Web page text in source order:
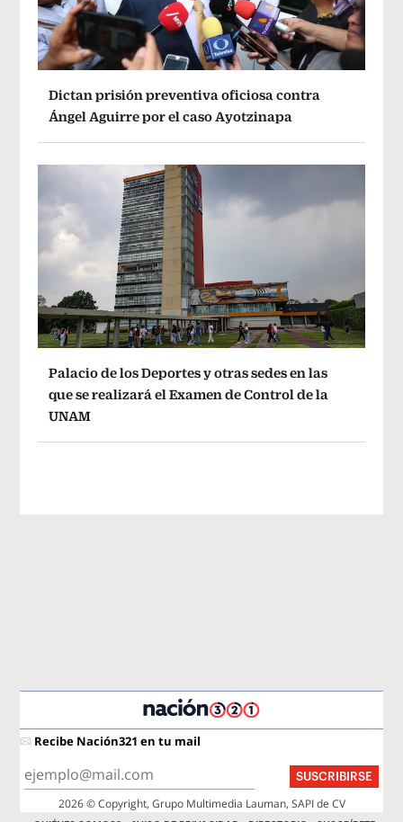
Dictan prisión preventiva oficiosa contra
Ángel Aguirre por el caso Ayotzinapa
Palacio de los Deportes y otras sedes en las
que se realizará el Examen de Control de la
UNAM
Recibe Nación321 en tu mail
SUSCRIBIRSE
2026 © Copyright, Grupo Multimedia Lauman, SAPI de CV